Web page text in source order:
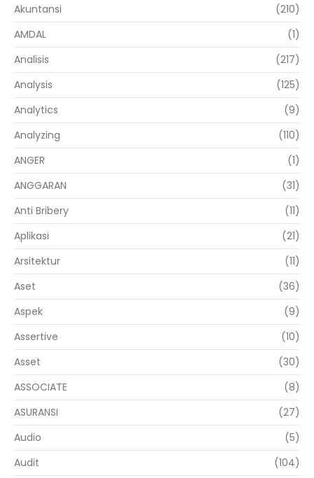
Akuntansi
(210)
AMDAL
(1)
Analisis
(217)
Analysis
(125)
Analytics
(9)
Analyzing
(110)
ANGER
(1)
ANGGARAN
(31)
Anti Bribery
(11)
Aplikasi
(21)
Arsitektur
(11)
Aset
(36)
Aspek
(9)
Assertive
(10)
Asset
(30)
ASSOCIATE
(8)
ASURANSI
(27)
Audio
(5)
Audit
(104)